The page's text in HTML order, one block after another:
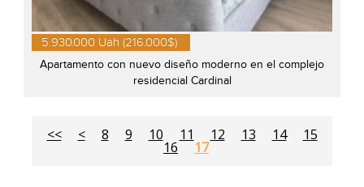
5.930.000 Uah (216.000$)
Apartamento con nuevo diseño moderno en el complejo
residencial Cardinal
<< < 8 9 10 11 12 13 14 15
16 17